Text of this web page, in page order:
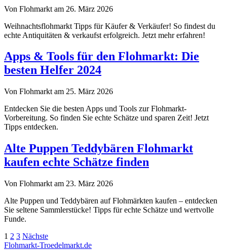
Von Flohmarkt am 26. März 2026
Weihnachtsflohmarkt Tipps für Käufer & Verkäufer! So findest du
echte Antiquitäten & verkaufst erfolgreich. Jetzt mehr erfahren!
Apps & Tools für den Flohmarkt: Die
besten Helfer 2024
Von Flohmarkt am 25. März 2026
Entdecken Sie die besten Apps und Tools zur Flohmarkt-
Vorbereitung. So finden Sie echte Schätze und sparen Zeit! Jetzt
Tipps entdecken.
Alte Puppen Teddybären Flohmarkt
kaufen echte Schätze finden
Von Flohmarkt am 23. März 2026
Alte Puppen und Teddybären auf Flohmärkten kaufen – entdecken
Sie seltene Sammlerstücke! Tipps für echte Schätze und wertvolle
Funde.
Seitennummerierung
1 2 3 Nächste
Flohmarkt-Troedelmarkt.de